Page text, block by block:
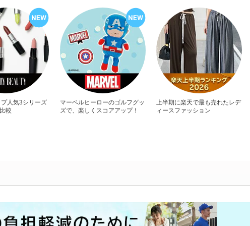
人気3シリーズ
較
マーベルヒーローのゴルフグッ
ズで、楽しくスコアアップ！
上半期に楽天で最も売れたレデ
ィースファッション